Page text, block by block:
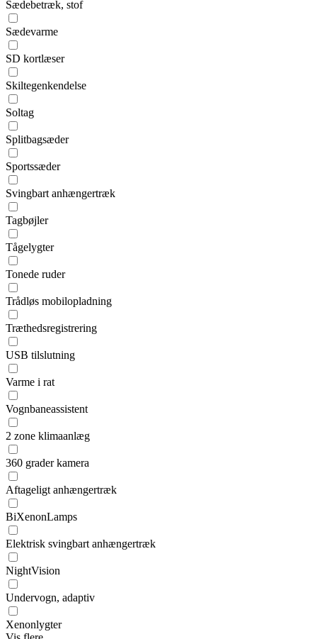
Sædebetræk, stof
Sædevarme
SD kortlæser
Skiltegenkendelse
Soltag
Splitbagsæder
Sportssæder
Svingbart anhængertræk
Tagbøjler
Tågelygter
Tonede ruder
Trådløs mobilopladning
Træthedsregistrering
USB tilslutning
Varme i rat
Vognbaneassistent
2 zone klimaanlæg
360 grader kamera
Aftageligt anhængertræk
BiXenonLamps
Elektrisk svingbart anhængertræk
NightVision
Undervogn, adaptiv
Xenonlygter